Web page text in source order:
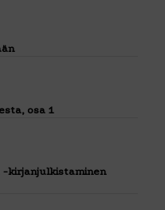
osa 1
-kirjanjulkistaminen